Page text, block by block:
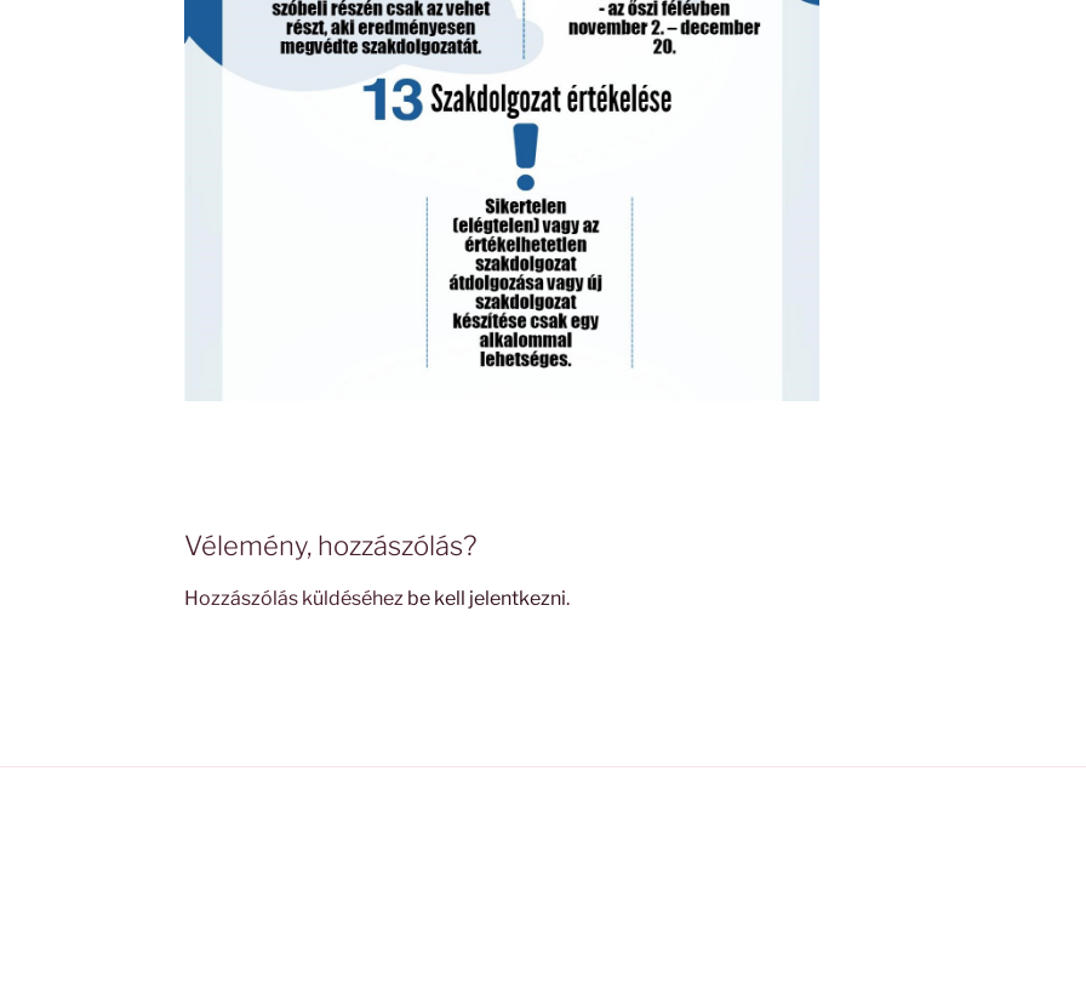
Vélemény, hozzászólás?
Hozzászólás küldéséhez be kell jelentkezni.